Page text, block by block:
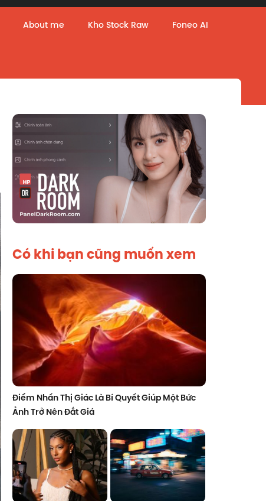
About me Kho Stock Raw Foneo AI
Có khi bạn cũng muốn xem
Điểm Nhấn Thị Giác Là Bí Quyết Giúp Một Bức
Ảnh Trở Nên Đắt Giá